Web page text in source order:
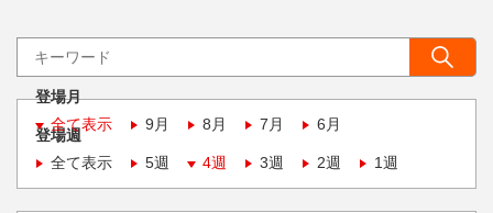
登場月
全て表示
9月 8月 7月 6月
登場週
全て表示
5週 4週 3週 2週 1週